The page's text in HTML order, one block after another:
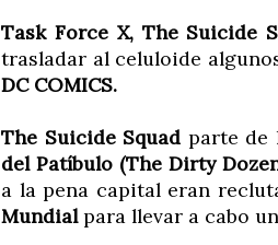
Task Force X, The Suicide
trasladar al celuloide
DC COMICS.
The Suicide Squad parte de
del Patíbulo (The Dirty
a la pena capital eran
Mundialpara llevar a cabo